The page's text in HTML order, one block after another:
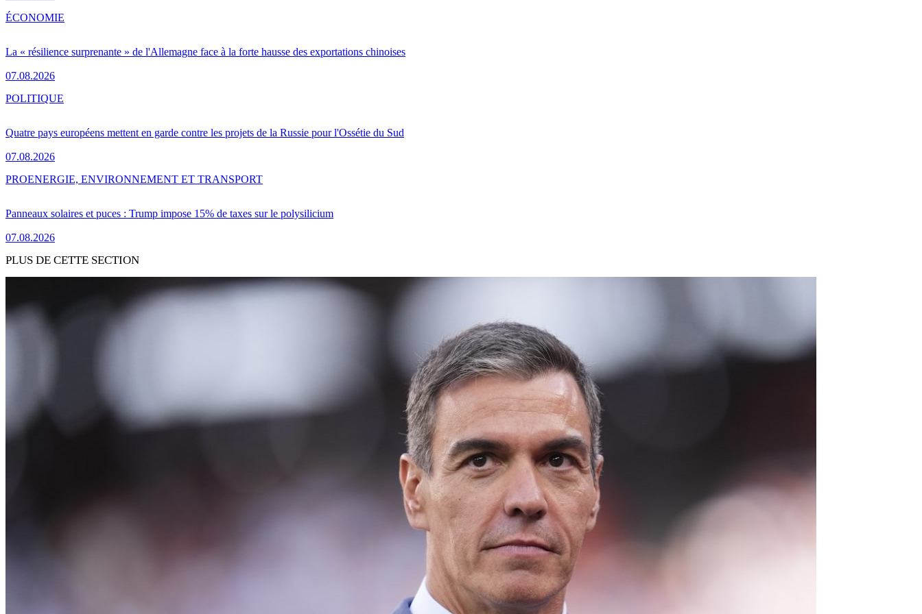
La « résilience surprenante » de l'Allemagne face à la forte hausse des exportations chinoises
07.08.2026
ÉCONOMIE
Quatre pays européens mettent en garde contre les projets de la Russie pour l'Ossétie du Sud
07.08.2026
POLITIQUE
Panneaux solaires et puces : Trump impose 15% de taxes sur le polysilicium
07.08.2026
PROENERGIE, ENVIRONNEMENT ET TRANSPORT
PLUS DE CETTE SECTION